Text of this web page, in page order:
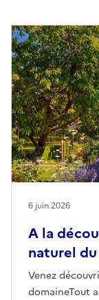
A la
naturel
Venez
domaineTout
6 juin 2026